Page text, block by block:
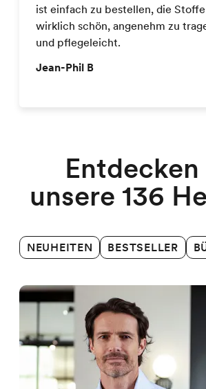
ist einfach zu bestellen, die
wirklich schön, angenehm zu
und pflegeleicht.
Jean-Phil B
Entdecken
unsere 136
NEUHEITEN BESTSELLER